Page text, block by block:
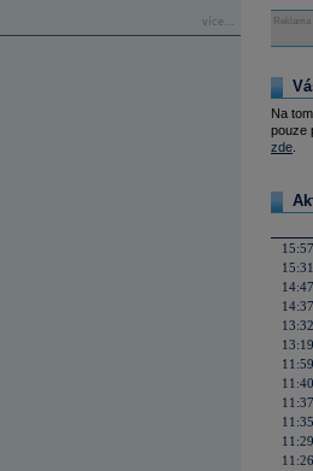
více... Reklama
Na
pouze
zde
15:57
15:31
14:47
14:37
13:32
13:19
11:59
11:40
11:37
11:35
11:29
11:26